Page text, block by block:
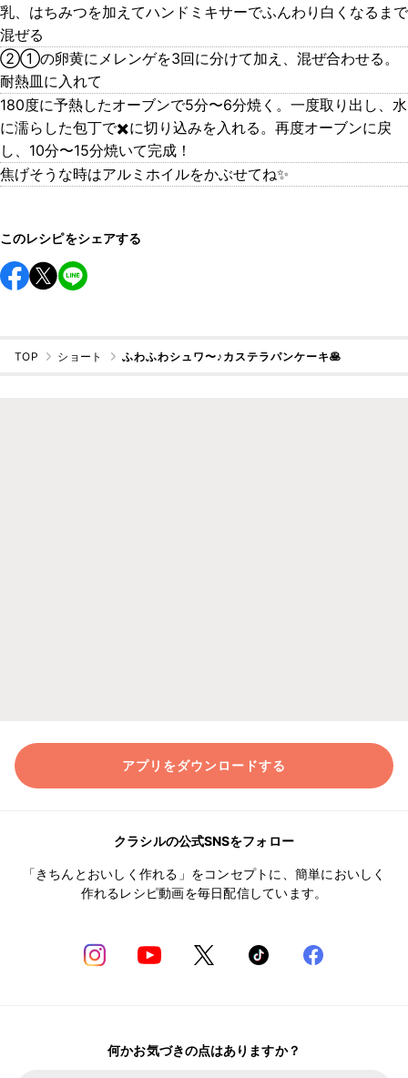
乳、はちみつを加えてハンドミキサーでふんわり白くなるまで
混ぜる
②①の卵黄にメレンゲを3回に分けて加え、混ぜ合わせる。
耐熱皿に入れて
180度に予熱したオーブンで5分〜6分焼く。一度取り出し、水
に濡らした包丁で✖️に切り込みを入れる。再度オーブンに戻
し、10分〜15分焼いて完成！
焦げそうな時はアルミホイルをかぶせてね✨
このレシピをシェアする
TOP ショート ふわふわシュワ〜♪カステラパンケーキ🥞
アプリをダウンロードする
クラシルの公式SNSをフォロー
「きちんとおいしく作れる」をコンセプトに、簡単においしく
作れるレシピ動画を毎日配信しています。
何かお気づきの点はありますか？